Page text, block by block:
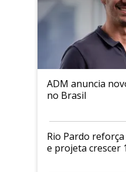
ADM anuncia
no Brasil
Rio Pardo
e projeta crescer